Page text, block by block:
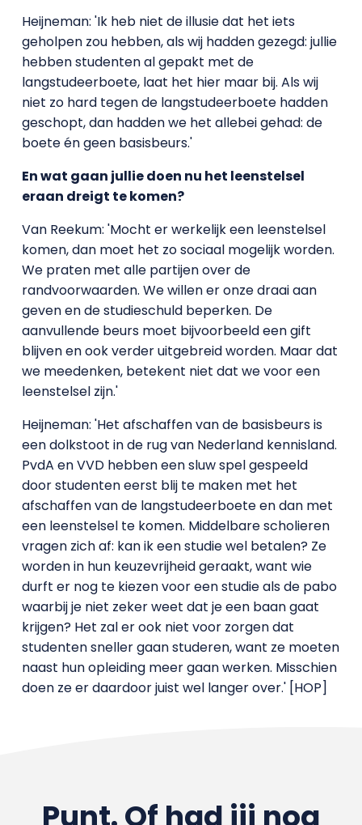
Heijneman: 'Ik heb niet de illusie dat het iets
geholpen zou hebben, als wij hadden gezegd: jullie
hebben studenten al gepakt met de
langstudeerboete, laat het hier maar bij. Als wij
niet zo hard tegen de langstudeerboete hadden
geschopt, dan hadden we het allebei gehad: de
boete én geen basisbeurs.'
En wat gaan jullie doen nu het leenstelsel
eraan dreigt te komen?
Van Reekum: 'Mocht er werkelijk een leenstelsel
komen, dan moet het zo sociaal mogelijk worden.
We praten met alle partijen over de
randvoorwaarden. We willen er onze draai aan
geven en de studieschuld beperken. De
aanvullende beurs moet bijvoorbeeld een gift
blijven en ook verder uitgebreid worden. Maar dat
we meedenken, betekent niet dat we voor een
leenstelsel zijn.'
Heijneman: 'Het afschaffen van de basisbeurs is
een dolkstoot in de rug van Nederland kennisland.
PvdA en VVD hebben een sluw spel gespeeld
door studenten eerst blij te maken met het
afschaffen van de langstudeerboete en dan met
een leenstelsel te komen. Middelbare scholieren
vragen zich af: kan ik een studie wel betalen? Ze
worden in hun keuzevrijheid geraakt, want wie
durft er nog te kiezen voor een studie als de pabo
waarbij je niet zeker weet dat je een baan gaat
krijgen? Het zal er ook niet voor zorgen dat
studenten sneller gaan studeren, want ze moeten
naast hun opleiding meer gaan werken. Misschien
doen ze er daardoor juist wel langer over.' [HOP]
Punt. Of had jij nog